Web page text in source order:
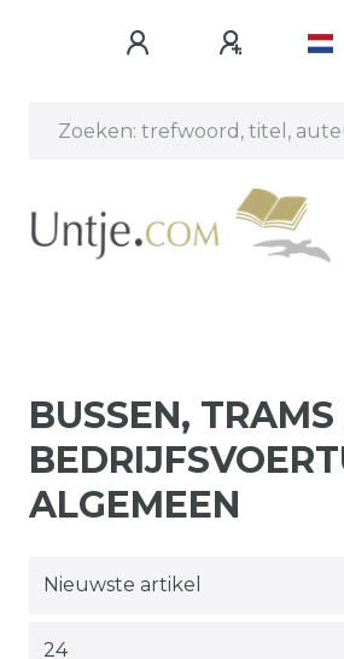
BUSSEN, TRAMS
ALGEMEEN